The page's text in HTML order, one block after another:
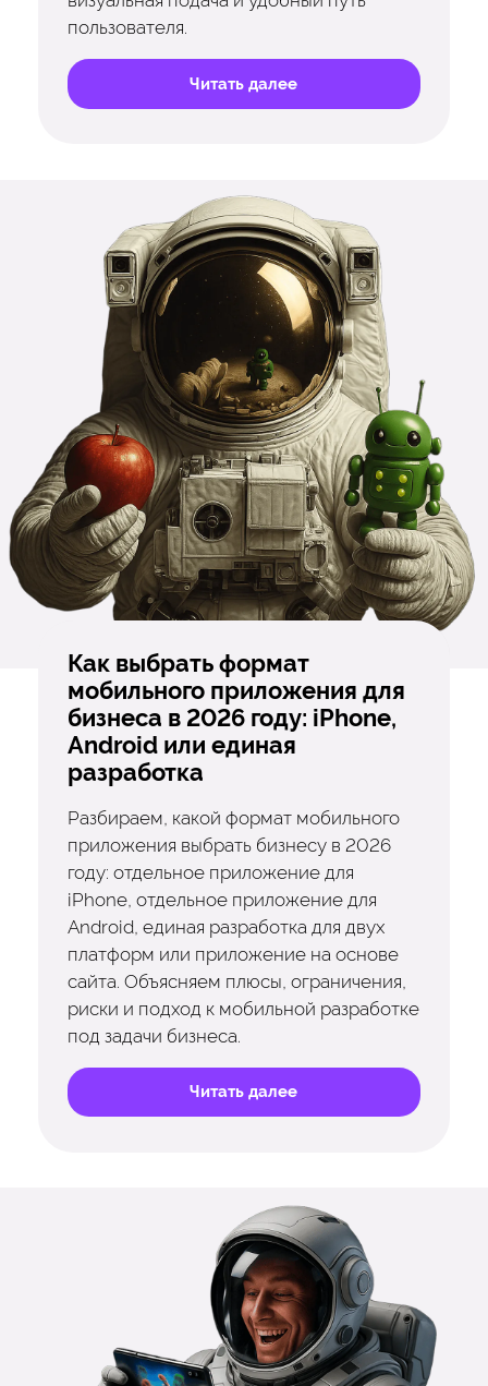
пользователя.
Читать далее
Как выбрать формат
мобильного приложения для
бизнеса в 2026 году: iPhone,
Android или единая
разработка
Разбираем, какой формат мобильного
приложения выбрать бизнесу в 2026
году: отдельное приложение для
iPhone, отдельное приложение для
Android, единая разработка для двух
платформ или приложение на основе
сайта. Объясняем плюсы, ограничения,
риски и подход к мобильной разработке
под задачи бизнеса.
Читать далее